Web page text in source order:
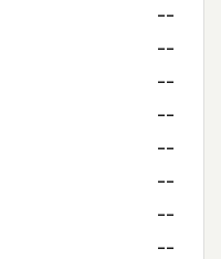
--
--
--
--
--
--
--
--